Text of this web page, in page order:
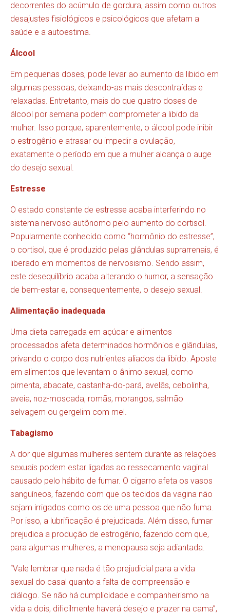
decorrentes do acúmulo de gordura, assim como outros
desajustes fisiológicos e psicológicos que afetam a
saúde e a autoestima.
Álcool
Em pequenas doses, pode levar ao aumento da libido em
algumas pessoas, deixando-as mais descontraídas e
relaxadas. Entretanto, mais do que quatro doses de
álcool por semana podem comprometer a libido da
mulher. Isso porque, aparentemente, o álcool pode inibir
o estrogênio e atrasar ou impedir a ovulação,
exatamente o período em que a mulher alcança o auge
do desejo sexual.
Estresse
O estado constante de estresse acaba interferindo no
sistema nervoso autônomo pelo aumento do cortisol.
Popularmente conhecido como “hormônio do estresse”,
o cortisol, que é produzido pelas glândulas suprarrenais, é
liberado em momentos de nervosismo. Sendo assim,
este desequilíbrio acaba alterando o humor, a sensação
de bem-estar e, consequentemente, o desejo sexual.
Alimentação inadequada
Uma dieta carregada em açúcar e alimentos
processados afeta determinados hormônios e glândulas,
privando o corpo dos nutrientes aliados da libido. Aposte
em alimentos que levantam o ânimo sexual, como
pimenta, abacate, castanha-do-pará, avelãs, cebolinha,
aveia, noz-moscada, romãs, morangos, salmão
selvagem ou gergelim com mel.
Tabagismo
A dor que algumas mulheres sentem durante as relações
sexuais podem estar ligadas ao ressecamento vaginal
causado pelo hábito de fumar. O cigarro afeta os vasos
sanguíneos, fazendo com que os tecidos da vagina não
sejam irrigados como os de uma pessoa que não fuma.
Por isso, a lubrificação é prejudicada. Além disso, fumar
prejudica a produção de estrogênio, fazendo com que,
para algumas mulheres, a menopausa seja adiantada.
“Vale lembrar que nada é tão prejudicial para a vida
sexual do casal quanto a falta de compreensão e
diálogo. Se não há cumplicidade e companheirismo na
vida a dois, dificilmente haverá desejo e prazer na cama”,